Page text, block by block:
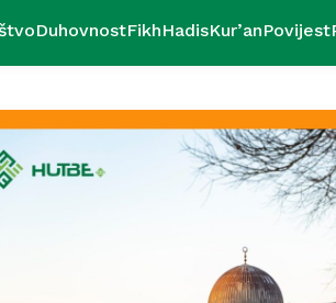
DuhovnostFikhHadisKur’anPovijest